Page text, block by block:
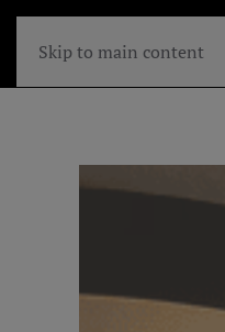
Skip to main content